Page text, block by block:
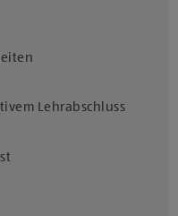
Lehrabschluss